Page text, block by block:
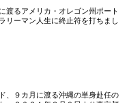
渡るアメリカ・オレゴン州ポート
リーマン人生に終止符を打ちまし
、９カ月に渡る沖縄の単身赴任の